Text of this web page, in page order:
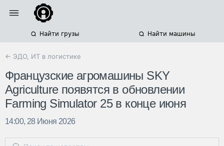
Найти грузы Найти машины
← ЭДО, ИТ в логистике
Французские агромашины SKY
Agriculture появятся в обновлении
Farming Simulator 25 в конце июня
14:00, 28 Июня 2026